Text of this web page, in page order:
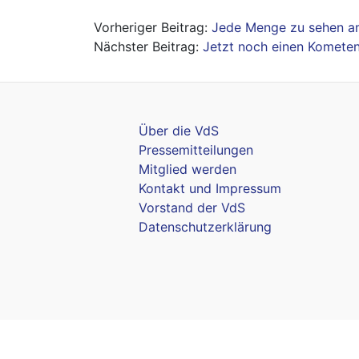
Beitragsnavigation
Jede Menge zu sehen
Jetzt noch einen
Über die VdS
Pressemitteilungen
Mitglied werden
Kontakt und Impressum
Vorstand der VdS
Datenschutzerklärung